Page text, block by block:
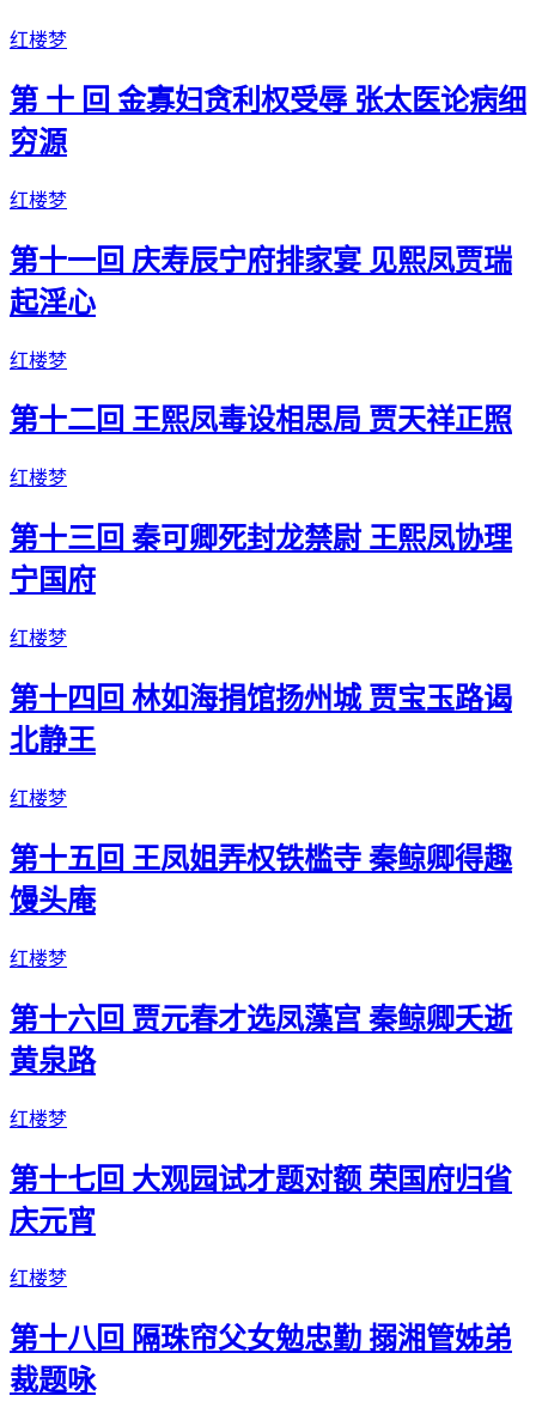
红楼梦
第 十 回 金寡妇贪利权受辱 张太医论病细
穷源
红楼梦
第十一回 庆寿辰宁府排家宴 见熙凤贾瑞
起淫心
红楼梦
第十二回 王熙凤毒设相思局 贾天祥正照
红楼梦
第十三回 秦可卿死封龙禁尉 王熙凤协理
宁国府
红楼梦
第十四回 林如海捐馆扬州城 贾宝玉路谒
北静王
红楼梦
第十五回 王凤姐弄权铁槛寺 秦鲸卿得趣
馒头庵
红楼梦
第十六回 贾元春才选凤藻宫 秦鲸卿夭逝
黄泉路
红楼梦
第十七回 大观园试才题对额 荣国府归省
庆元宵
红楼梦
第十八回 隔珠帘父女勉忠勤 搦湘管姊弟
裁题咏